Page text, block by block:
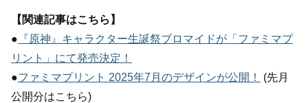
【関連記事はこちら】
● 『原神』キャラクター生誕祭ブロマイドが「ファミマプ
リント」にて発売決定！
●ファミマプリント 2025年7月のデザインが公開！
(先月
公開分はこちら)